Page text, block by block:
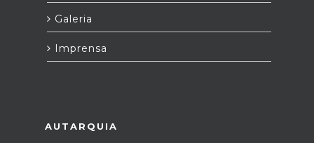
Galeria
Imprensa
AUTARQUIA